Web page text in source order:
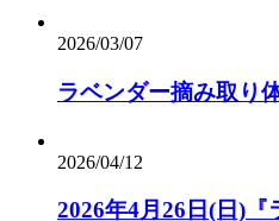
2026/03/07
ラベンダー摘み取り
2026/04/12
2026年4月26日(日)